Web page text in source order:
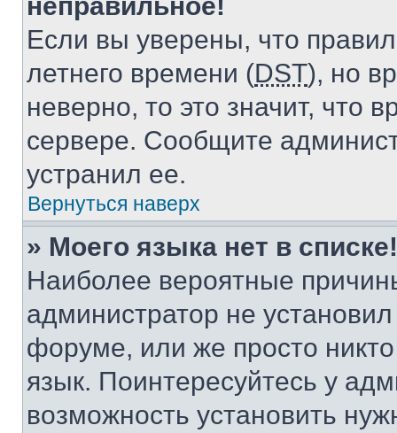
Если вы уверены, что
летнего времени (DST), но
неверно, то это значит, что
сервере. Сообщите
устранил ее.
Вернуться наверх
» Моего языка нет в списке!
Наиболее вероятные
администратор не
форуме, или же просто
язык. Поинтересуйтесь у
возможность установить